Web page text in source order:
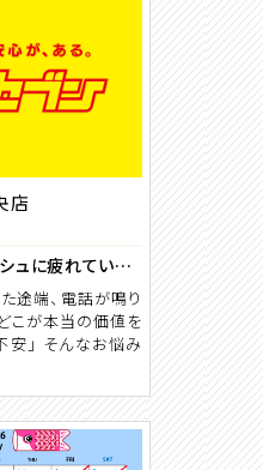
店
一括査定の電話ラッシュに疲れていませんか？
途端、電話が鳴り
こが本当の価値を
安」 そんなお悩み